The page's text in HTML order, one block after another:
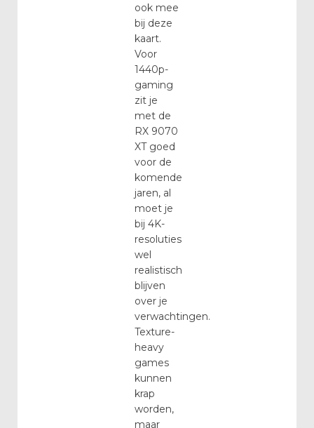
ook mee
bij deze
kaart.
Voor
1440p-
gaming
zit je
met de
RX 9070
XT goed
voor de
komende
jaren, al
moet je
bij 4K-
resoluties
wel
realistisch
blijven
over je
verwachtingen.
Texture-
heavy
games
kunnen
krap
worden,
maar